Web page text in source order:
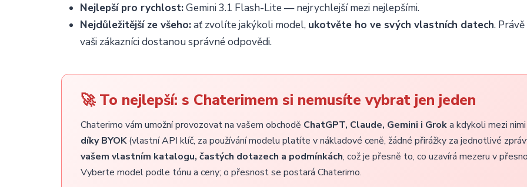
Nejlepší pro rychlost:Gemini 3.1 Flash-Lite — nejrychlejší mezi nejlepšími.
Nejdůležitější ze všeho:ať zvolíte jakýkoli model, ukotvěte ho ve svých vlastních datech.
vaši zákazníci dostanou správné odpovědi.
🚀 To nejlepší: s Chaterimem si nemusíte vybrat jen jeden
Chaterimo vám umožní provozovat na vašem obchodě ChatGPT, Claude, Gemini i Groka kdykoli mezi
díky BYOK(vlastní API klíč, za používání modelu platíte v nákladové ceně, žádné přirážky za jednotlivé
vašem vlastním katalogu, častých dotazech a podmínkách, což je přesně to, co uzavírá mezeru v
Vyberte model podle tónu a ceny; o přesnost se postará Chaterimo.